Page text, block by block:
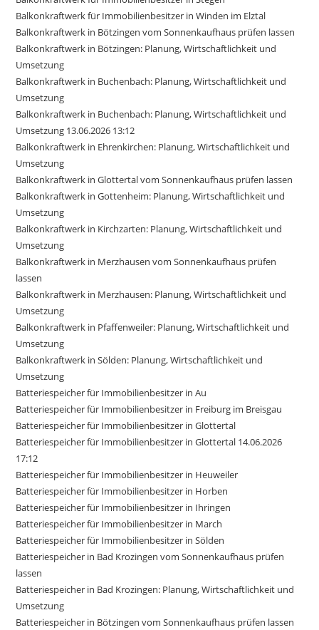
Balkonkraftwerk für Immobilienbesitzer in Winden im Elztal
Balkonkraftwerk in Bötzingen vom Sonnenkaufhaus prüfen lassen
Balkonkraftwerk in Bötzingen: Planung, Wirtschaftlichkeit und
Umsetzung
Balkonkraftwerk in Buchenbach: Planung, Wirtschaftlichkeit und
Umsetzung
Balkonkraftwerk in Buchenbach: Planung, Wirtschaftlichkeit und
Umsetzung 13.06.2026 13:12
Balkonkraftwerk in Ehrenkirchen: Planung, Wirtschaftlichkeit und
Umsetzung
Balkonkraftwerk in Glottertal vom Sonnenkaufhaus prüfen lassen
Balkonkraftwerk in Gottenheim: Planung, Wirtschaftlichkeit und
Umsetzung
Balkonkraftwerk in Kirchzarten: Planung, Wirtschaftlichkeit und
Umsetzung
Balkonkraftwerk in Merzhausen vom Sonnenkaufhaus prüfen
lassen
Balkonkraftwerk in Merzhausen: Planung, Wirtschaftlichkeit und
Umsetzung
Balkonkraftwerk in Pfaffenweiler: Planung, Wirtschaftlichkeit und
Umsetzung
Balkonkraftwerk in Sölden: Planung, Wirtschaftlichkeit und
Umsetzung
Batteriespeicher für Immobilienbesitzer in Au
Batteriespeicher für Immobilienbesitzer in Freiburg im Breisgau
Batteriespeicher für Immobilienbesitzer in Glottertal
Batteriespeicher für Immobilienbesitzer in Glottertal 14.06.2026
17:12
Batteriespeicher für Immobilienbesitzer in Heuweiler
Batteriespeicher für Immobilienbesitzer in Horben
Batteriespeicher für Immobilienbesitzer in Ihringen
Batteriespeicher für Immobilienbesitzer in March
Batteriespeicher für Immobilienbesitzer in Sölden
Batteriespeicher in Bad Krozingen vom Sonnenkaufhaus prüfen
lassen
Batteriespeicher in Bad Krozingen: Planung, Wirtschaftlichkeit und
Umsetzung
Batteriespeicher in Bötzingen vom Sonnenkaufhaus prüfen lassen